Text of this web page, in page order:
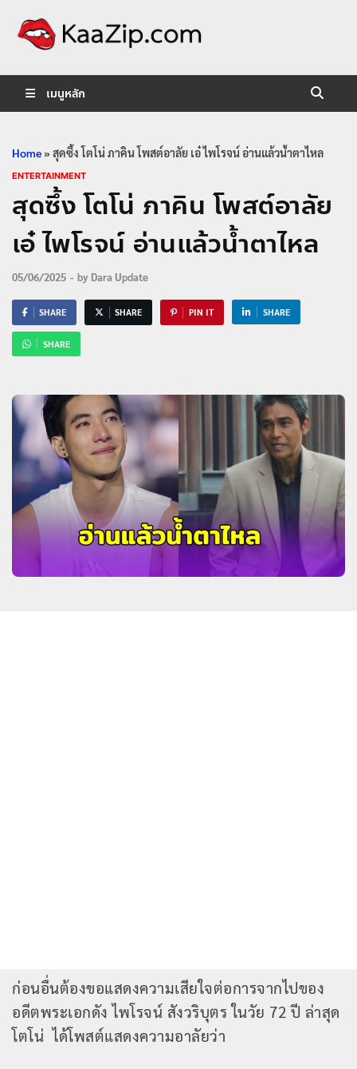
เมนูหลัก
Home»สุดซึ้ง โตโน่ ภาคิน โพสต์อาลัย เอ๋ ไพโรจน์ อ่านแล้วน้ำตาไหล
ENTERTAINMENT
สุดซึ้ง โตโน่ ภาคิน โพสต์อาลัย
เอ๋ ไพโรจน์ อ่านแล้วน้ำตาไหล
05/06/2025 - by Dara Update
SHARE SHARE PIN IT SHARE
SHARE
ก่อนอื่นต้องขอแสดงความเสียใจต่อการจากไปของ
อดีตพระเอกดัง ไพโรจน์ สังวริบุตร ในวัย 72 ปี ล่าสุด
โตโน่ ได้โพสต์แสดงความอาลัยว่า